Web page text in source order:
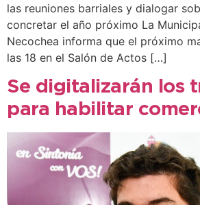
las reuniones barriales y dialogar
concretar el año próximo La
Necochea informa que el próximo
las 18 en el Salón de Actos […]
Se digitalizarán los
para habilitar